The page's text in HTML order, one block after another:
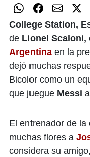
College Station,
de Lionel Scaloni,
Argentina en la
dejó muchas
Bicolor como un
que juegue Messi
El entrenador de
muchas flores a
considera su